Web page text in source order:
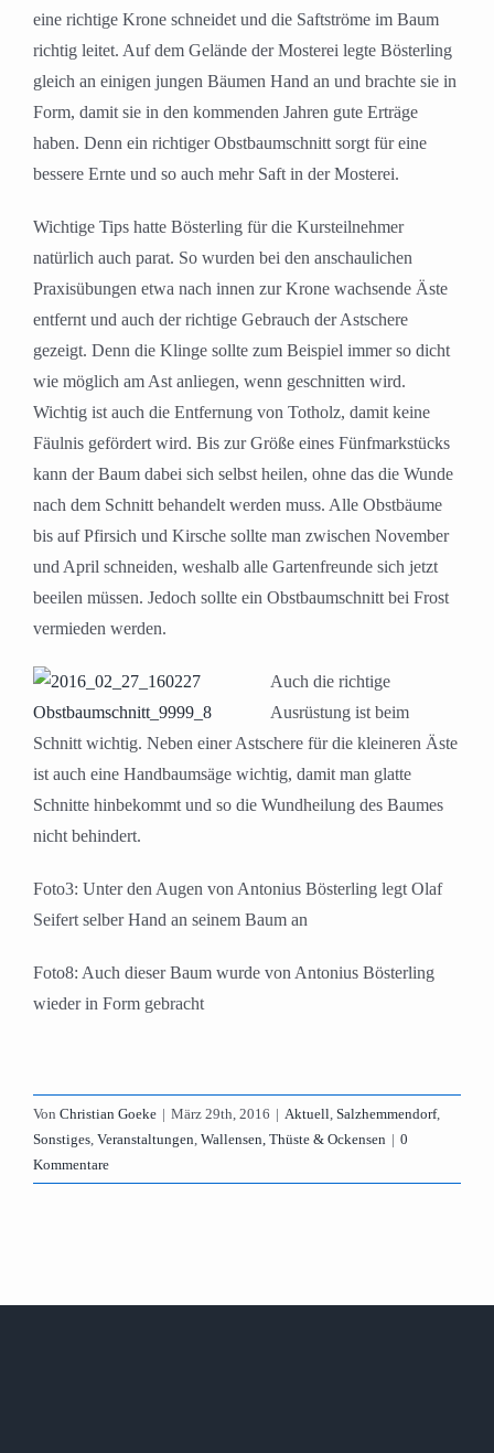
eine richtige Krone schneidet und die Saftströme im Baum
richtig leitet. Auf dem Gelände der Mosterei legte Bösterling
gleich an einigen jungen Bäumen Hand an und brachte sie in
Form, damit sie in den kommenden Jahren gute Erträge
haben. Denn ein richtiger Obstbaumschnitt sorgt für eine
bessere Ernte und so auch mehr Saft in der Mosterei.
Wichtige Tips hatte Bösterling für die Kursteilnehmer
natürlich auch parat. So wurden bei den anschaulichen
Praxisübungen etwa nach innen zur Krone wachsende Äste
entfernt und auch der richtige Gebrauch der Astschere
gezeigt. Denn die Klinge sollte zum Beispiel immer so dicht
wie möglich am Ast anliegen, wenn geschnitten wird.
Wichtig ist auch die Entfernung von Totholz, damit keine
Fäulnis gefördert wird. Bis zur Größe eines Fünfmarkstücks
kann der Baum dabei sich selbst heilen, ohne das die Wunde
nach dem Schnitt behandelt werden muss. Alle Obstbäume
bis auf Pfirsich und Kirsche sollte man zwischen November
und April schneiden, weshalb alle Gartenfreunde sich jetzt
beeilen müssen. Jedoch sollte ein Obstbaumschnitt bei Frost
vermieden werden.
Auch die richtige
Ausrüstung ist beim
Schnitt wichtig. Neben einer Astschere für die kleineren Äste
ist auch eine Handbaumsäge wichtig, damit man glatte
Schnitte hinbekommt und so die Wundheilung des Baumes
nicht behindert.
Foto3: Unter den Augen von Antonius Bösterling legt Olaf
Seifert selber Hand an seinem Baum an
Foto8: Auch dieser Baum wurde von Antonius Bösterling
wieder in Form gebracht
Von Christian Goeke | März 29th, 2016 | Aktuell, Salzhemmendorf,
Sonstiges, Veranstaltungen, Wallensen, Thüste & Ockensen | 0
Kommentare